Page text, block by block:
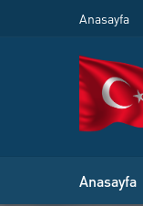
Anasayfa
Anasayfa